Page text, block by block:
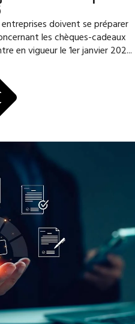
entreprises doivent se préparer
les chèques-cadeaux
en vigueur le 1er janvier 202...